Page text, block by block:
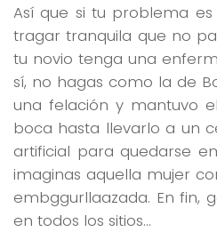
Así que si tu problema
tragar tranquila que no
tu novio tenga una
sí, no hagas como la de
una felación y mantuvo
boca hasta llevarlo a un
artificial para quedarse
imaginas aquella mujer
embggurllaazada. En fin,
en todos los sitios…